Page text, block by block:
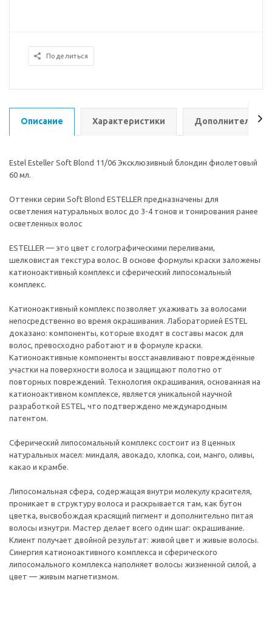
Поделиться
Описание Характеристики Дополнительно
Estel Esteller Soft Blond 11/06 Эксклюзивный блондин фиолетовый
60 мл.
Оттенки серии Soft Blond ESTELLER предназначены для
осветления натуральных волос до 3-4 тонов и тонирования ранее
осветленных волос
ESTELLER — это цвет с голографическими переливами,
шелковистая текстура волос. В основе формулы краски заложены
катионоактивный комплекс и сферический липосомальный
комплекс.
Катионоактивный комплекс позволяет ухаживать за волосами
непосредственно во время окрашивания. Лабораторией ESTEL
доказано: компоненты, которые входят в составы масок для
волос, превосходно работают и в формуле краски.
Катионоактивные компоненты восстанавливают повреждённые
участки на поверхности волоса и защищают полотно от
повторных повреждений. Технология окрашивания, основанная на
катионоактивном комплексе, является уникальной научной
разработкой ESTEL, что подтверждено международным
патентом.
Сферический липосомальный комплекс состоит из 8 ценных
натуральных масел: миндаля, авокадо, хлопка, сои, манго, оливы,
какао и крамбе.
Липосомальная сфера, содержащая внутри молекулу красителя,
проникает в структуру волоса и раскрывается там, как бутон
цветка, высвобождая красящий пигмент и дополнительно питая
волосы изнутри. Мастер делает всего один шаг: окрашивание.
Клиент получает двойной результат: живой цвет и живые волосы.
Синергия катионоактивного комплекса и сферического
липосомального комплекса наполняет волосы жизненной силой, а
цвет — живым магнетизмом.